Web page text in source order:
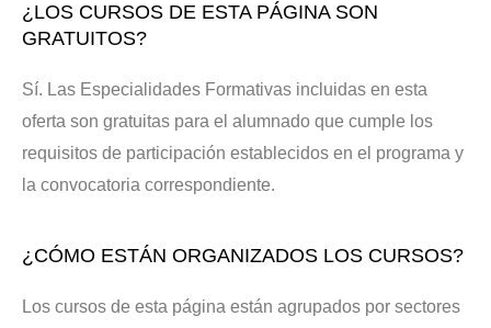
¿LOS CURSOS DE ESTA PÁGINA SON
GRATUITOS?
Sí. Las Especialidades Formativas incluidas en esta
oferta son gratuitas para el alumnado que cumple los
requisitos de participación establecidos en el programa y
la convocatoria correspondiente.
¿CÓMO ESTÁN ORGANIZADOS LOS CURSOS?
Los cursos de esta página están agrupados por sectores